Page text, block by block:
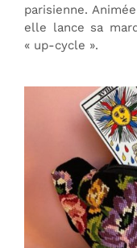
parisienne.
elle lance sa
« up-cycle ».